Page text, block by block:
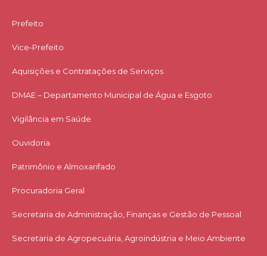
Prefeito
Vice-Prefeito
Aquisições e Contratações de Serviços​
DMAE – Departamento Municipal de Água e Esgoto
Vigilância em Saúde
Ouvidoria
Patrimônio e Almoxarifado
Procuradoria Geral
Secretaria de Administração, Finanças e Gestão de Pessoal
Secretaria de Agropecuária, Agroindústria e Meio Ambiente